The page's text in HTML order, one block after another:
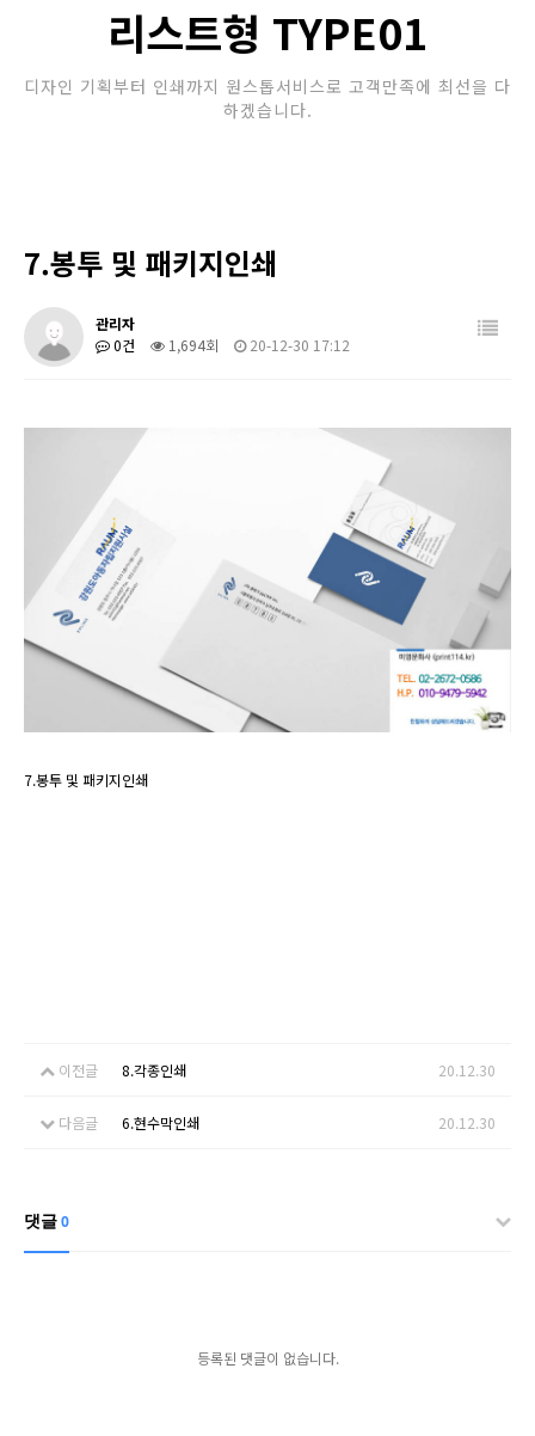
리스트형 TYPE01
디자인 기획부터 인쇄까지 원스톱서비스로 고객만족에 최선을 다
하겠습니다.
7.봉투 및 패키지인쇄
관리자
0건
1,694회 20-12-30 17:12
7.봉투 및 패키지인쇄
이전글 8.각종인쇄 20.12.30
다음글 6.현수막인쇄 20.12.30
댓글0
등록된 댓글이 없습니다.